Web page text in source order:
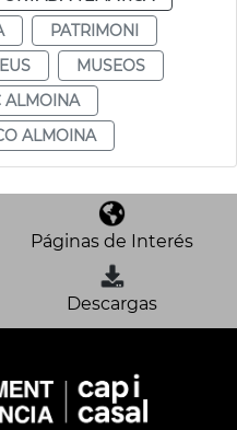
PATRIMONI
MUSEOS
ALMOINA
ALMOINA
Páginas de Interés
Descargas